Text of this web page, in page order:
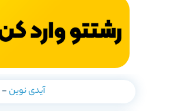
آیدی نوین-